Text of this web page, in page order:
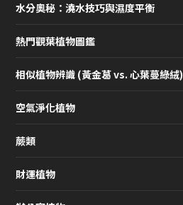
水分奧秘：澆水技巧與濕度平衡
熱門觀葉植物圖鑑
相似植物辨識 (黃金葛 vs. 心葉蔓綠絨)
空氣淨化植物
蕨類
財運植物